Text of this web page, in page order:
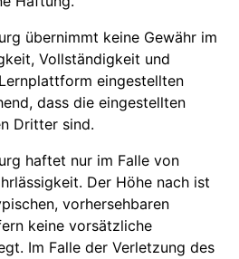
übernimmt keine Gewähr im
Vollständigkeit und
eingestellten
dass die eingestellten
Dritter sind.
haftet nur im Falle von
Der Höhe nach ist
vorhersehbaren
keine vorsätzliche
Im Falle der Verletzung des